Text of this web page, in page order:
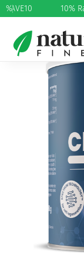
% 10%
Start/Schönheit